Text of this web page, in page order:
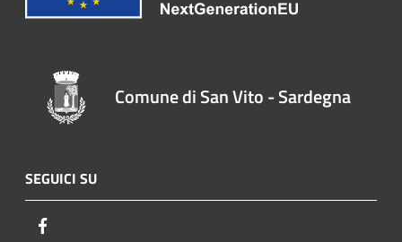
Comune di San Vito - Sardegna
SEGUICI SU